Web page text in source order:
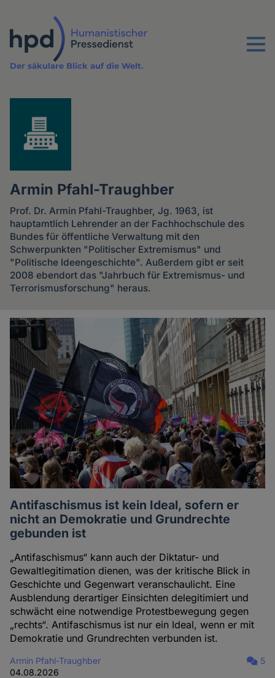
Inhalt
Menu
Der säkulare Blick auf die Welt.
Armin Pfahl-Traughber
Prof. Dr. Armin Pfahl-Traughber, Jg. 1963, ist
hauptamtlich Lehrender an der Fachhochschule des
Bundes für öffentliche Verwaltung mit den
Schwerpunkten "Politischer Extremismus" und
"Politische Ideengeschichte". Außerdem gibt er seit
2008 ebendort das "Jahrbuch für Extremismus- und
Terrorismusforschung" heraus.
Artikel
des
Autoren
Antifaschismus ist kein Ideal, sofern er
nicht an Demokratie und Grundrechte
gebunden ist
„Antifaschismus“ kann auch der Diktatur- und
Gewaltlegitimation dienen, was der kritische Blick in
Geschichte und Gegenwart veranschaulicht. Eine
Ausblendung derartiger Einsichten delegitimiert und
schwächt eine notwendige Protestbewegung gegen
„rechts“. Antifaschismus ist nur ein Ideal, wenn er mit
Demokratie und Grundrechten verbunden ist.
Armin Pfahl-Traughber
04.08.2026
5